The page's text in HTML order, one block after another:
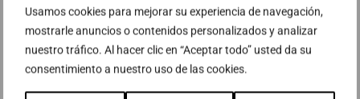
Usamos cookies para mejorar su experiencia de navegación,
mostrarle anuncios o contenidos personalizados y analizar
nuestro tráfico. Al hacer clic en “Aceptar todo” usted da su
consentimiento a nuestro uso de las cookies.